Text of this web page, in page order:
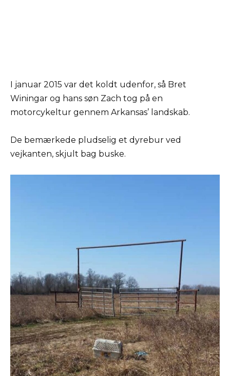
I januar 2015 var det koldt udenfor, så Bret
Winingar og hans søn Zach tog på en
motorcykeltur gennem Arkansas’ landskab.
De bemærkede pludselig et dyrebur ved
vejkanten, skjult bag buske.